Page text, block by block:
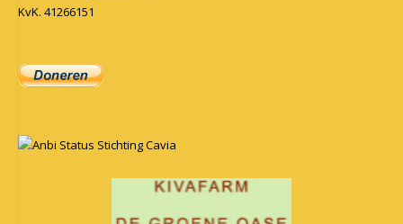
KvK. 41266151
Anbi Status Stichting Cavia